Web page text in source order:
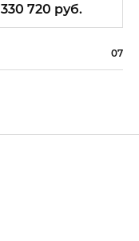
330 720 руб.
07